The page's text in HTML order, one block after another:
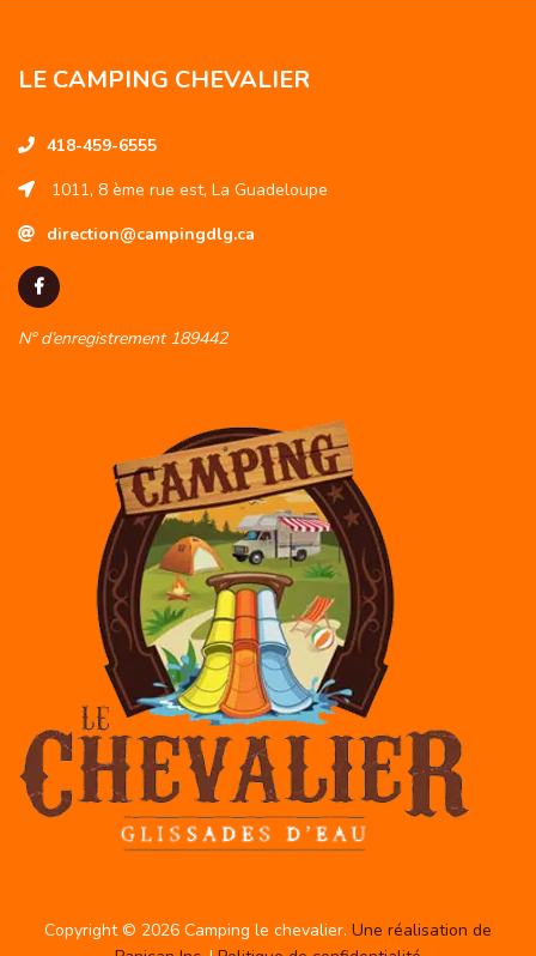
LE CAMPING CHEVALIER
418-459-6555
1011, 8 ème rue est, La Guadeloupe
direction@campingdlg.ca
N° d’enregistrement 189442
Copyright © 2026 Camping le chevalier. Une réalisation de